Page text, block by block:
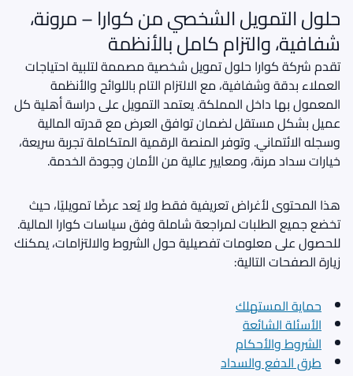
حلول التمويل الشخصي من كوارا – مرونة،
شفافية، والتزام كامل بالأنظمة
تقدم شركة كوارا حلول تمويل شخصية مصممة لتلبية احتياجات
العملاء بدقة وشفافية، مع الالتزام التام باللوائح والأنظمة
المعمول بها داخل المملكة. يعتمد التمويل على دراسة أهلية كل
عميل بشكل مستقل لضمان توافق العرض مع قدرته المالية
وسجله الائتماني. وتوفر المنصة الرقمية المتكاملة تجربة سريعة،
خيارات سداد مرنة، ومعايير عالية من الأمان وجودة الخدمة.
هذا المحتوى لأغراض تعريفية فقط ولا يُعد عرضًا تمويليًا، حيث
تخضع جميع الطلبات لمراجعة شاملة وفق سياسات كوارا المالية.
للحصول على معلومات تفصيلية حول الشروط والالتزامات، يمكنك
زيارة الصفحات التالية:
حماية المستهلك
الأسئلة الشائعة
الشروط والأحكام
طرق الدفع والسداد